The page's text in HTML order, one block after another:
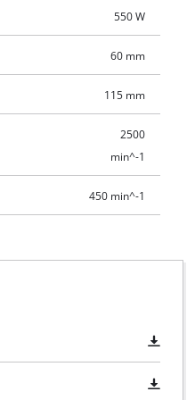
550 W
60 mm
115 mm
2500
min^-1
450 min^-1